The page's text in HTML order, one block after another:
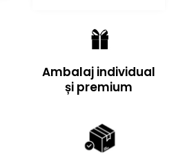
Ambalaj individual
și premium